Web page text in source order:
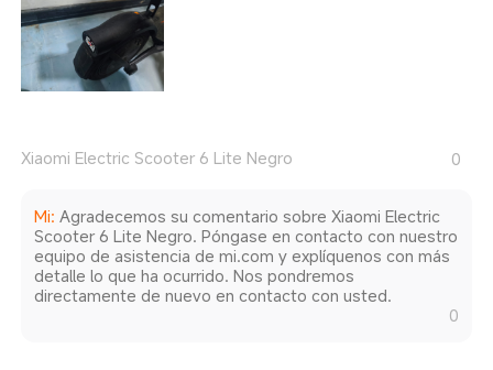
Xiaomi Electric Scooter 6 Lite Negro 0
Mi: Agradecemos su comentario sobre Xiaomi Electric
Scooter 6 Lite Negro. Póngase en contacto con nuestro
equipo de asistencia de mi.com y explíquenos con más
detalle lo que ha ocurrido. Nos pondremos
directamente de nuevo en contacto con usted.
0